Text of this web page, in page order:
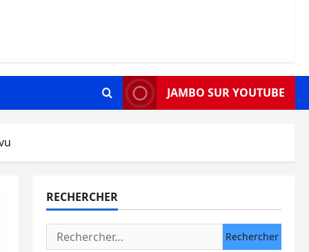
JAMBO SUR YOUTUBE
RECHERCHER
Rechercher :